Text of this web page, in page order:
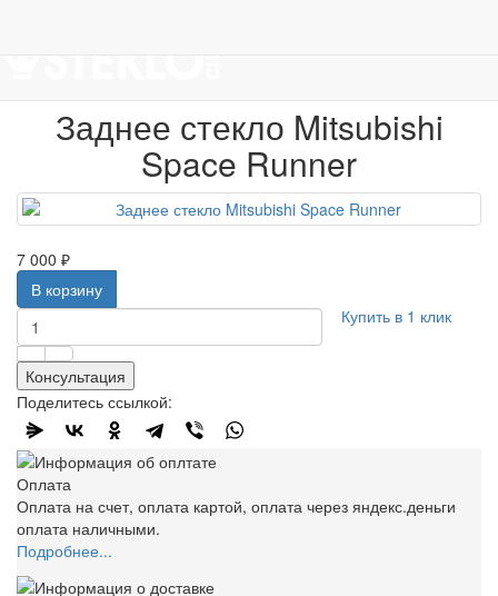
Заднее стекло Mitsubishi
Space Runner
7 000 ₽
В корзину
Купить в 1 клик
Консультация
Поделитесь ссылкой:
Оплата
Оплата на счет, оплата картой, оплата через яндекс.деньги
оплата наличными.
Подробнее...